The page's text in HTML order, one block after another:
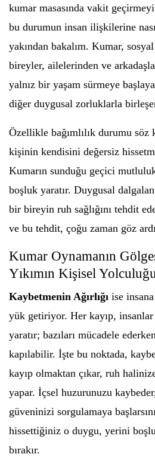
kumar masasında vakit
bu durumun insan ilişkilerine
yakından bakalım. Kumar,
bireyler, ailelerinden ve
yalnız bir yaşam sürmeye
diğer duygusal zorluklarla
Özellikle bağımlılık durumu söz
kişinin kendisini değersiz
Kumarın sunduğu geçici
boşluk yaratır. Duygusal
bir bireyin ruh sağlığını tehdit
ve bu tehdit, çoğu zaman göz
Kumar Oynamanın
Yıkımın Kişisel
Kaybetmenin Ağırlığı ise
yük getiriyor. Her kayıp,
yaratır; bazıları mücadele
kapılabilir. İşte bu noktada,
kayıp olmaktan çıkar, ruh
yapar. İçsel huzurunuzu
güveninizi sorgulamaya
hissettiğiniz o duygu, yerini
bırakır.